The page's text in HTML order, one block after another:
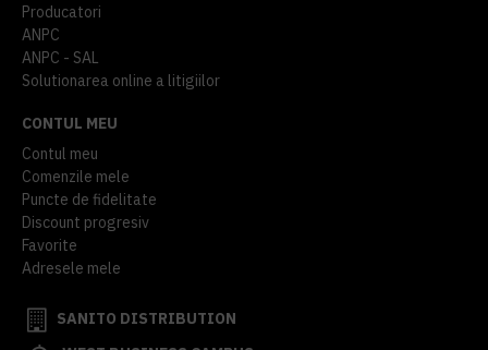
Producatori
ANPC
ANPC - SAL
Solutionarea online a litigiilor
CONTUL MEU
Contul meu
Comenzile mele
Puncte de fidelitate
Discount progresiv
Favorite
Adresele mele
SANITO DISTRIBUTION